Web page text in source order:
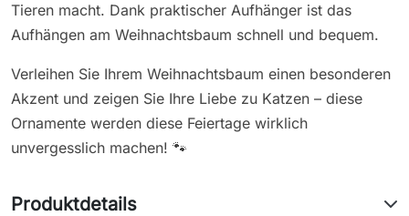
Tieren macht. Dank praktischer Aufhänger ist das
Aufhängen am Weihnachtsbaum schnell und bequem.
Verleihen Sie Ihrem Weihnachtsbaum einen besonderen
Akzent und zeigen Sie Ihre Liebe zu Katzen – diese
Ornamente werden diese Feiertage wirklich
unvergesslich machen! 🐾
Produktdetails